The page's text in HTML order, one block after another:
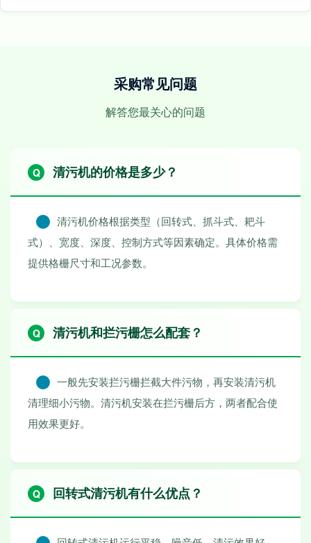
采购常见问题
解答您最关心的问题
清污机的价格是多少？
清污机价格根据类型（回转式、抓斗式、耙斗
式）、宽度、深度、控制方式等因素确定。具体价格需
提供格栅尺寸和工况参数。
清污机和拦污栅怎么配套？
一般先安装拦污栅拦截大件污物，再安装清污机
清理细小污物。清污机安装在拦污栅后方，两者配合使
用效果更好。
回转式清污机有什么优点？